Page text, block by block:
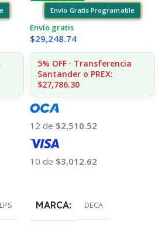
Envío Gratis Programable
Envío gratis
$29,248.74
5% OFF · Transferencia
Santander o PREX:
$27,786.30
12 de $2,510.52
10 de $3,012.62
MARCA DECA